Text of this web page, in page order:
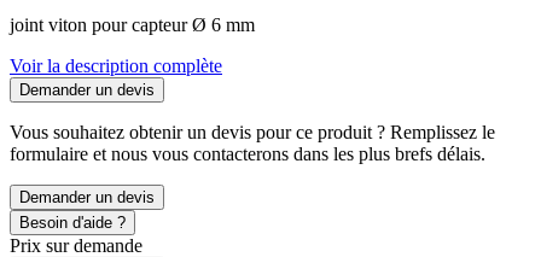
joint viton pour capteur Ø 6 mm
Voir la description complète
Demander un devis
Vous souhaitez obtenir un devis pour ce produit ? Remplissez le
formulaire et nous vous contacterons dans les plus brefs délais.
Demander un devis
Besoin d'aide ?
Prix sur demande